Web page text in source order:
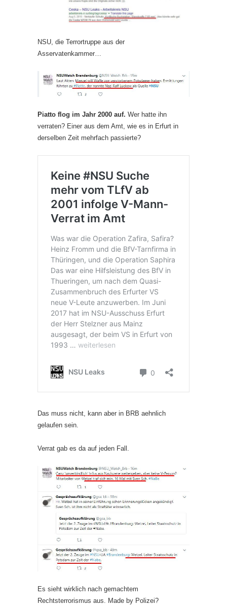
NSU, die Terrortruppe aus der
Asservatenkammer…
Piatto flog im Jahr 2000 auf. Wer hatte ihn
verraten? Einer aus dem Amt, wie es in Erfurt in
derselben Zeit mehrfach passierte?
Das muss nicht, kann aber in BRB aehnlich
gelaufen sein.
Verrat gab es da auf jeden Fall.
Es sieht wirklich nach gemachtem
Rechtsterrorismus aus. Made by Polizei?